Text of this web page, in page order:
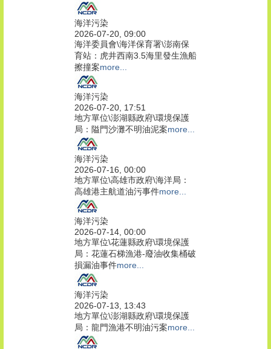
海洋污染
2026-07-20, 09:00
海洋委員會\海洋保育署\澎南保
育站：虎井西南3.5海里發生漁船
擦撞案more...
海洋污染
2026-07-20, 17:51
地方單位\澎湖縣政府\環境保護
局：隘門沙灘不明油泥案more...
海洋污染
2026-07-16, 00:00
地方單位\高雄市政府\海洋局：
高雄港主航道油污事件more...
海洋污染
2026-07-14, 00:00
地方單位\花蓮縣政府\環境保護
局：花蓮石梯漁港-廢油收集桶破
損漏油事件more...
海洋污染
2026-07-13, 13:43
地方單位\澎湖縣政府\環境保護
局：龍門漁港不明油污案more...